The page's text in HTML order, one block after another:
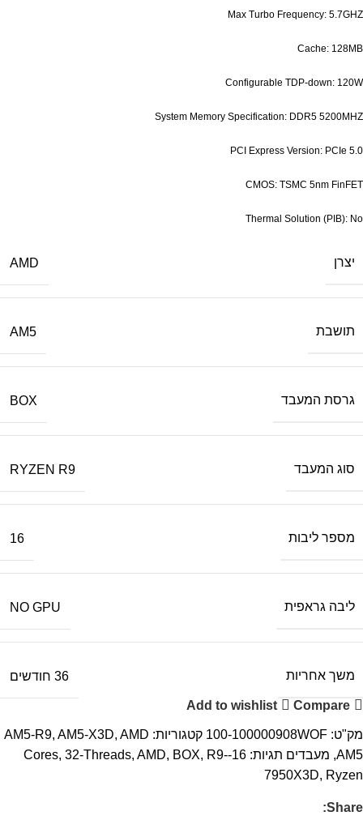
Max Turbo Frequency: 5.7GHZ
Cache: 128MB
Configurable TDP-down: 120W
System Memory Specification: DDR5 5200MHZ
PCI Express Version: PCIe 5.0
CMOS: TSMC 5nm FinFET
Thermal Solution (PIB): No
יצרן AMD
תושבת AM5
גרסת המעבד BOX
סוג המעבד RYZEN R9
מספר ליבות 16
ליבה גראפית NO GPU
משך אחריות 36 חודשים
Compare
Add to wishlist
מק"ט: 100-100000908WOF קטגוריות: AM5-R9, AM5-X3D, AMD
AM5
, מעבדים תגיות: 16-Cores
, 32-Threads, AMD, BOX, R9-
7950X3D, Ryzen
Share: